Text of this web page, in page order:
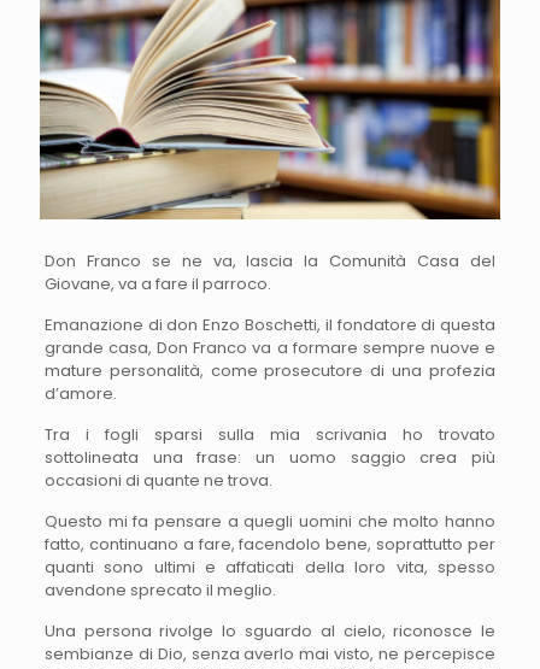
Don Franco se ne va, lascia la Comunità Casa del
Giovane, va a fare il parroco.
Emanazione di don Enzo Boschetti, il fondatore di questa
grande casa, Don Franco va a formare sempre nuove e
mature personalità, come prosecutore di una profezia
d’amore.
Tra i fogli sparsi sulla mia scrivania ho trovato
sottolineata una frase: un uomo saggio crea più
occasioni di quante ne trova.
Questo mi fa pensare a quegli uomini che molto hanno
fatto, continuano a fare, facendolo bene, soprattutto per
quanti sono ultimi e affaticati della loro vita, spesso
avendone sprecato il meglio.
Una persona rivolge lo sguardo al cielo, riconosce le
sembianze di Dio, senza averlo mai visto, ne percepisce